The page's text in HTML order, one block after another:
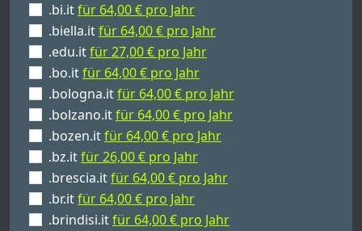
.bi.itfür 64,00 € pro Jahr
.biella.itfür 64,00 € pro Jahr
.edu.itfür 27,00 € pro Jahr
.bo.itfür 64,00 € pro Jahr
.bologna.itfür 64,00 € pro Jahr
.bolzano.itfür 64,00 € pro Jahr
.bozen.itfür 64,00 € pro Jahr
.bz.itfür 26,00 € pro Jahr
.brescia.itfür 64,00 € pro Jahr
.br.itfür 64,00 € pro Jahr
.brindisi.itfür 64,00 € pro Jahr